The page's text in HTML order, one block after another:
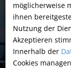
möglicherweise
ihnen
Nutzung der
Akzeptieren
Innerhalb der
Cookies